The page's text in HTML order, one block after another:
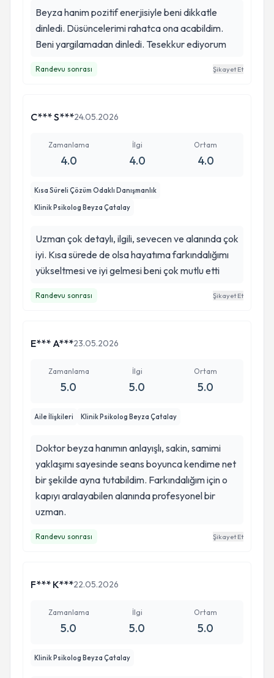
Beyza hanim pozitif enerjisiyle beni dikkatle
dinledi. Düsüncelerimi rahatca ona acabildim.
Beni yargilamadan dinledi. Tesekkur ediyorum
Randevu sonrası Şikayet Et
C*** S***24.05.2026
Zamanlama
4.0
İlgi
4.0
Ortam
4.0
Kısa Süreli Çözüm Odaklı Danışmanlık
Klinik Psikolog Beyza Çatalay
Uzman çok detaylı, ilgili, sevecen ve alanında çok
iyi. Kısa sürede de olsa hayatıma farkındalığımı
yükseltmesi ve iyi gelmesi beni çok mutlu etti
Randevu sonrası Şikayet Et
E*** A***23.05.2026
Zamanlama
5.0
İlgi
5.0
Ortam
5.0
Aile İlişkileri Klinik Psikolog Beyza Çatalay
Doktor beyza hanımın anlayışlı, sakin, samimi
yaklaşımı sayesinde seans boyunca kendime net
bir şekilde ayna tutabildim. Farkındalığım için o
kapıyı aralayabilen alanında profesyonel bir
uzman.
Randevu sonrası Şikayet Et
F*** K***22.05.2026
Zamanlama
5.0
İlgi
5.0
Ortam
5.0
Klinik Psikolog Beyza Çatalay